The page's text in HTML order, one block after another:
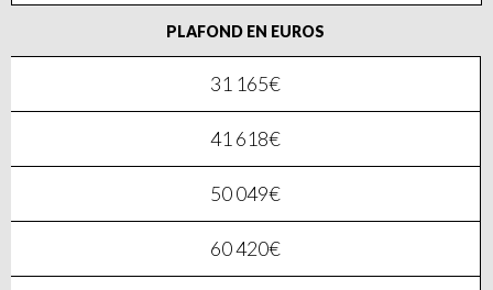
PLAFOND EN EUROS
31 165€
41 618€
50 049€
60 420€